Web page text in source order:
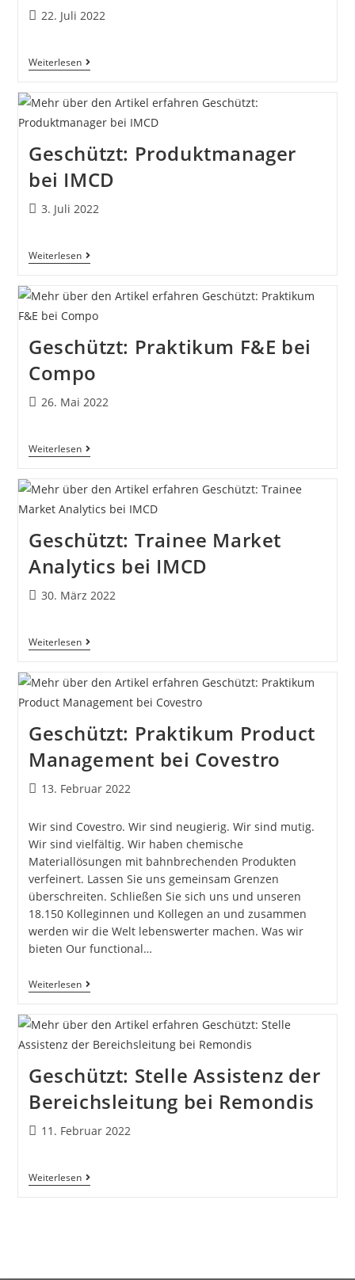
22. Juli 2022
Weiterlesen
Geschützt: Produktmanager
bei IMCD
3. Juli 2022
Weiterlesen
Geschützt: Praktikum F&E bei
Compo
26. Mai 2022
Weiterlesen
Geschützt: Trainee Market
Analytics bei IMCD
30. März 2022
Weiterlesen
Geschützt: Praktikum Product
Management bei Covestro
13. Februar 2022
Wir sind Covestro. Wir sind neugierig. Wir sind mutig.
Wir sind vielfältig. Wir haben chemische
Materiallösungen mit bahnbrechenden Produkten
verfeinert. Lassen Sie uns gemeinsam Grenzen
überschreiten. Schließen Sie sich uns und unseren
18.150 Kolleginnen und Kollegen an und zusammen
werden wir die Welt lebenswerter machen. Was wir
bieten Our functional…
Weiterlesen
Geschützt: Stelle Assistenz der
Bereichsleitung bei Remondis
11. Februar 2022
Weiterlesen